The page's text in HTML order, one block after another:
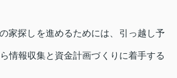
家探しを進めるためには、引っ越し予
情報収集と資金計画づくりに着手する